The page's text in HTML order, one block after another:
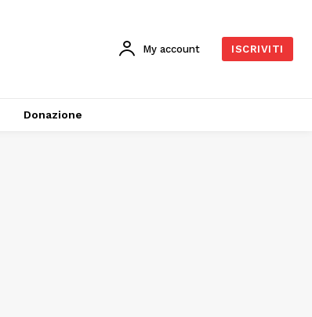
My account ISCRIVITI
Donazione